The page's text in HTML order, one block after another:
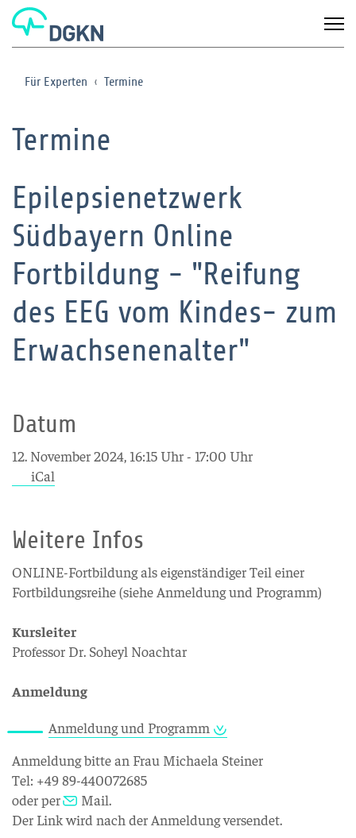
Für Experten Termine
Termine
Epilepsienetzwerk
Südbayern Online
Fortbildung - "Reifung
des EEG vom Kindes- zum
Erwachsenenalter"
Datum
12. November 2024, 16:15 Uhr - 17:00 Uhr
iCal
Weitere Infos
ONLINE-Fortbildung als eigenständiger Teil einer
Fortbildungsreihe (siehe Anmeldung und Programm)
Kursleiter
Professor Dr. Soheyl Noachtar
Anmeldung
Anmeldung und Programm
Anmeldung bitte an Frau Michaela Steiner
Tel: +49 89-440072685
oder per
Mail.
Der Link wird nach der Anmeldung versendet.